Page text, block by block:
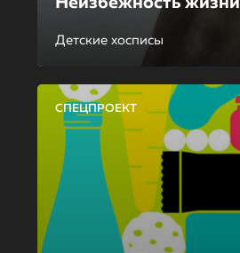
Детские хосписы
СПЕЦПРОЕКТ